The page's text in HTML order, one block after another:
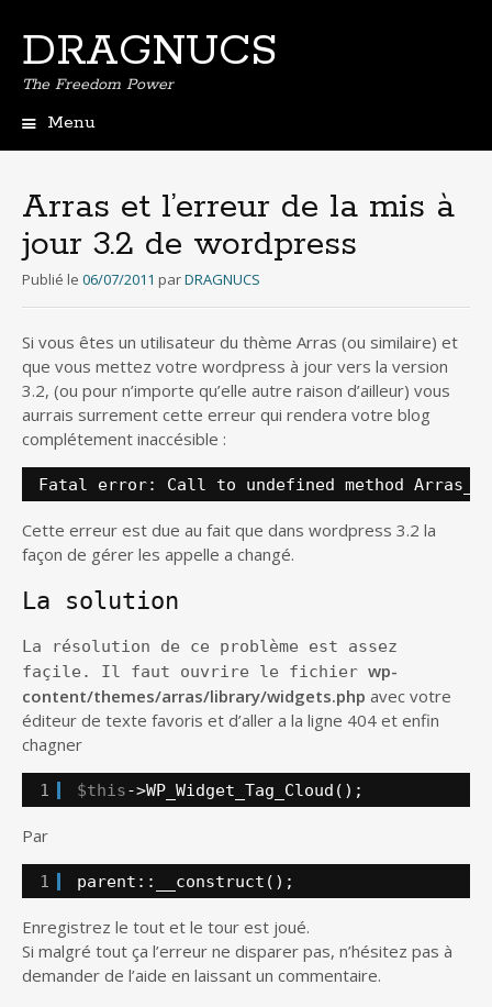
DRAGNUCS
The Freedom Power
Menu
principal
Arras et l’erreur de la mis à
jour 3.2 de wordpress
Publié le 06/07/2011 parDRAGNUCS
Si vous êtes un utilisateur du thème Arras (ou similaire) et
que vous mettez votre wordpress à jour vers la version
3.2, (ou pour n’importe qu’elle autre raison d’ailleur) vous
aurrais surrement cette erreur qui rendera votre blog
complétement inaccésible :
Fatal error: Call to undefined method
Cette erreur est due au fait que dans wordpress 3.2 la
façon de gérer les appelle a changé.
La solution
La résolution de ce problème est assez
façile. Il faut ouvrire le fichier wp-
content/themes/arras/library/widgets.php avec votre
éditeur de texte favoris et d’aller a la ligne 404 et enfin
chagner
1 $this->WP_Widget_Tag_Cloud();
Par
1 parent::__construct();
Enregistrez le tout et le tour est joué.
Si malgré tout ça l’erreur ne disparer pas, n’hésitez pas à
demander de l’aide en laissant un commentaire.